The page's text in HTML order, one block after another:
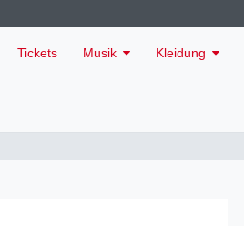
Tickets Musik Kleidung